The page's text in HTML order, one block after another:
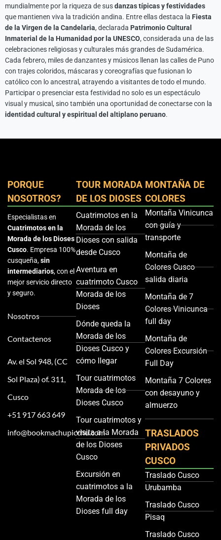
mundialmente por la riqueza de susdanzas típicas y festividades
que mantienen viva la tradición andina. Entre ellas destaca la Fiesta
de la Virgen de la Candelaria, declarada Patrimonio Cultural
Inmaterial de la Humanidad por la UNESCO, considerada una de las
celebraciones religiosas y culturales más grandes de Sudamérica.
Cada febrero, miles de danzantes y músicos llenan las calles de Puno
con trajes coloridos, máscaras y coreografías que fusionan lo
católico con lo ancestral, atrayendo a visitantes de todo el mundo.
Participar o presenciar esta festividad no solo es un espectáculo
visual y musical, sino también una oportunidad de conectarse con la
identidad cultural y espiritual del altiplano peruano.
PORQUE
NOSOTROS?
Especialistas en
Cuatrimotos en la
Morada de los Dioses
Cusco. Empresa 100%
cusqueña,sin
intermediarios, con el
mejor servicio directo
y seguro.
Nosotros
Contactenos
Av. el Sol 948, (CC
Sol Plaza) of. 311,
Cusco
+51 917 663 649
info@bookmachupicchu.com
TOUR MORADA
DE LOS DIOSES
Cuatrimotos en la
Morada de los
Dioses con salida
desde Cusco
Aventura en
cuatrimoto Cusco
Morada de los
Dioses
Dónde queda la
Morada de los
Dioses Cusco y
cómo llegar
Tour cuatrimotos
Morada de los
Dioses Cusco
Tour cuatrimotos y
visita a la Morada
de los Dioses
Cusco
Excursión en
cuatrimotos a la
Morada de los
Dioses full day
MONTAÑA DE
COLORES
Montaña Vinicunca
con guía y
transporte
Montaña de
Colores Cusco
salida diaria
Montaña de 7
Colores Vinicunca
full day
Montaña de
Colores Excursión
Full Day
Montaña 7 Colores
con desayuno y
almuerzo
TRASLADOS
PRIVADOS
CUSCO
Traslado Cusco
Urubamba
Traslado Cusco
Pisaq
Traslado Cusco